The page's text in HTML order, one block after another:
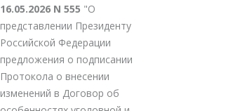
16.05.2026 N 555 "О
представлении Президенту
Российской Федерации
предложения о подписании
Протокола о внесении
изменений в Договор об